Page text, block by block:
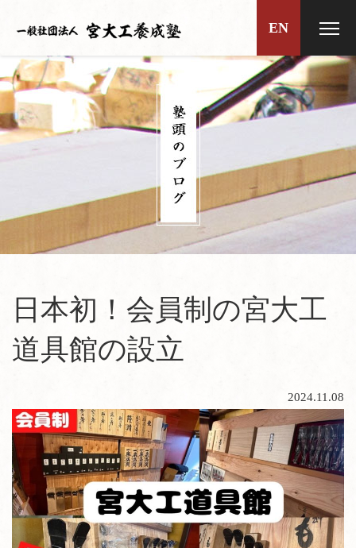
EN
日本初！会員制の宮大工
道具館の設立
2024.11.08